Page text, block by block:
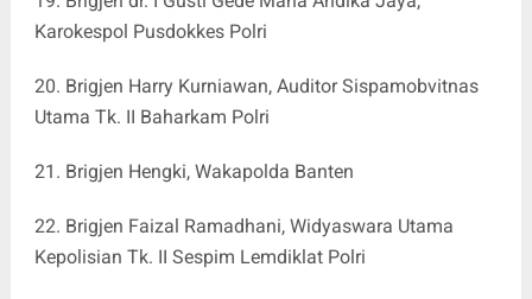
Karokespol Pusdokkes Polri
20. Brigjen Harry Kurniawan, Auditor Sispamobvitnas
Utama Tk. II Baharkam Polri
21. Brigjen Hengki, Wakapolda Banten
22. Brigjen Faizal Ramadhani, Widyaswara Utama
Kepolisian Tk. II Sespim Lemdiklat Polri